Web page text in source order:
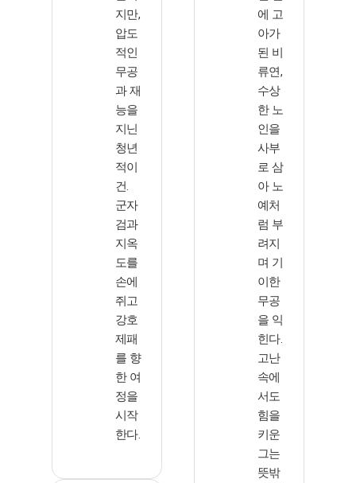
지만,
압도
적인
무공
과 재
능을
지닌
청년
적이
건.
군자
검과
지옥
도를
손에
쥐고
강호
제패
를 향
한 여
정을
시작
한다.
에 고
아가
된 비
류연,
수상
한 노
인을
사부
로 삼
아 노
예처
럼 부
려지
며 기
이한
무공
을 익
힌다.
고난
속에
서도
힘을
키운
그는
뜻밖